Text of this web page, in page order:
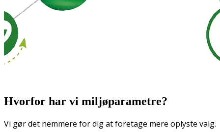
Hvorfor har vi miljøparametre?
Vi gør det nemmere for dig at foretage mere oplyste valg.